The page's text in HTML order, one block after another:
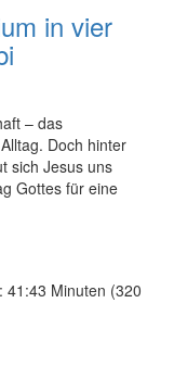
in vier
– das
Doch hinter
sich Jesus uns
Gottes für eine
41:43 Minuten (320